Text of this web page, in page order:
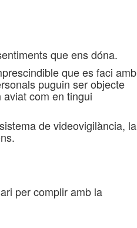
que ens dóna.
que es faci amb
puguin ser objecte
com en tingui
de videovigilància, la
per complir amb la